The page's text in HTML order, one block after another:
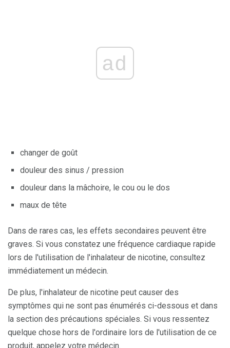
ad
changer de goût
douleur des sinus / pression
douleur dans la mâchoire, le cou ou le dos
maux de tête
Dans de rares cas, les effets secondaires peuvent être
graves. Si vous constatez une fréquence cardiaque rapide
lors de l'utilisation de l'inhalateur de nicotine, consultez
immédiatement un médecin.
De plus, l'inhalateur de nicotine peut causer des
symptômes qui ne sont pas énumérés ci-dessous et dans
la section des précautions spéciales. Si vous ressentez
quelque chose hors de l'ordinaire lors de l'utilisation de ce
produit, appelez votre médecin.